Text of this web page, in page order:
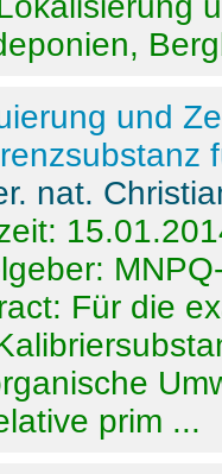
und
nat.
Für die
prim ...